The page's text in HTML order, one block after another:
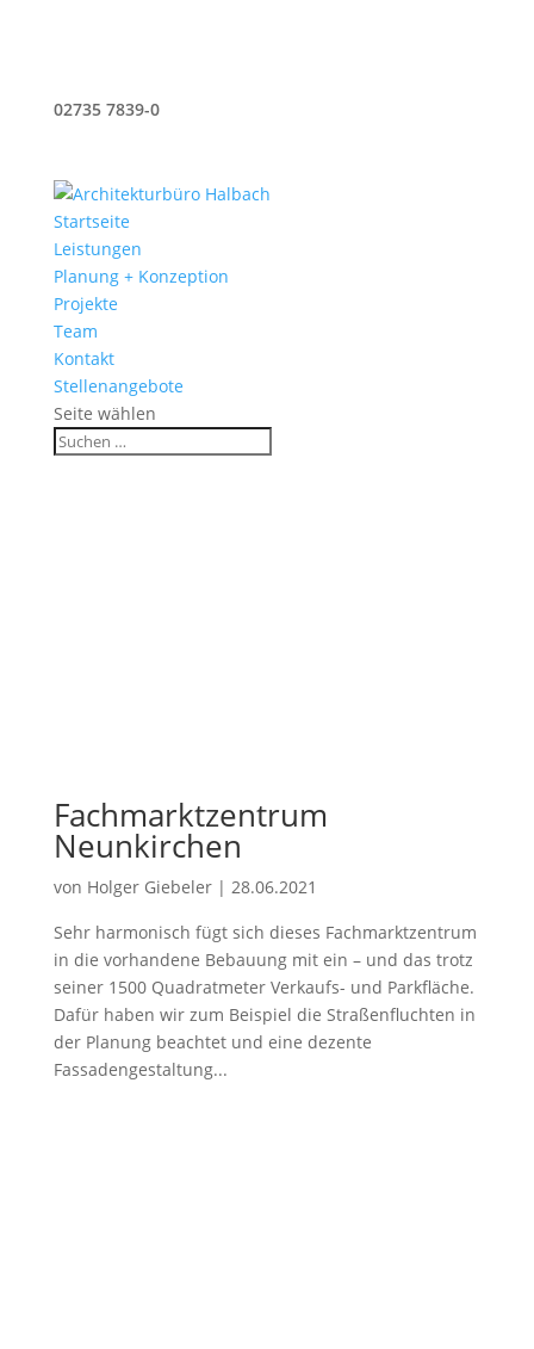
02735 7839-0
Startseite
Leistungen
Planung + Konzeption
Projekte
Team
Kontakt
Stellenangebote
Seite wählen
Fachmarktzentrum
Neunkirchen
von Holger Giebeler| 28.06.2021
Sehr harmonisch fügt sich dieses Fachmarktzentrum
in die vorhandene Bebauung mit ein – und das trotz
seiner 1500 Quadratmeter Verkaufs- und Parkfläche.
Dafür haben wir zum Beispiel die Straßenfluchten in
der Planung beachtet und eine dezente
Fassadengestaltung...